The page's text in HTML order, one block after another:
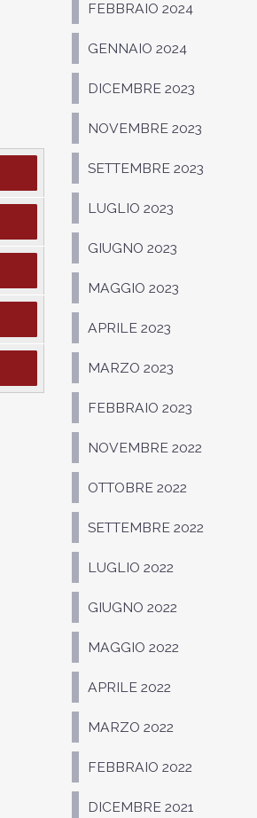
FEBBRAIO 2024
GENNAIO 2024
DICEMBRE 2023
NOVEMBRE 2023
SETTEMBRE 2023
LUGLIO 2023
GIUGNO 2023
MAGGIO 2023
APRILE 2023
MARZO 2023
FEBBRAIO 2023
NOVEMBRE 2022
OTTOBRE 2022
SETTEMBRE 2022
LUGLIO 2022
GIUGNO 2022
MAGGIO 2022
APRILE 2022
MARZO 2022
FEBBRAIO 2022
DICEMBRE 2021